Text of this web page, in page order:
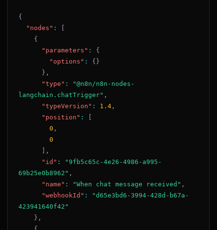
{
"nodes" :
{
"parameters" :
{
"options" : { }
} ,
"type" :
"@n8n/n8n-nodes-
langchain.chatTrigger" ,
"typeVersion" : 1.4,
"position" :
0 ,
0
,
"id" :
"9fb5c65c-4e26-4986-a995-
69b25e0b8962" ,
"name" : "When chat message received" ,
"webhookId" :
"d65e3bd6-3994-428d-b67a-
423941640f42"
} ,